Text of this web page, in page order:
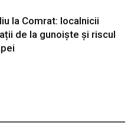
la Comrat: localnicii
de la gunoiște și riscul